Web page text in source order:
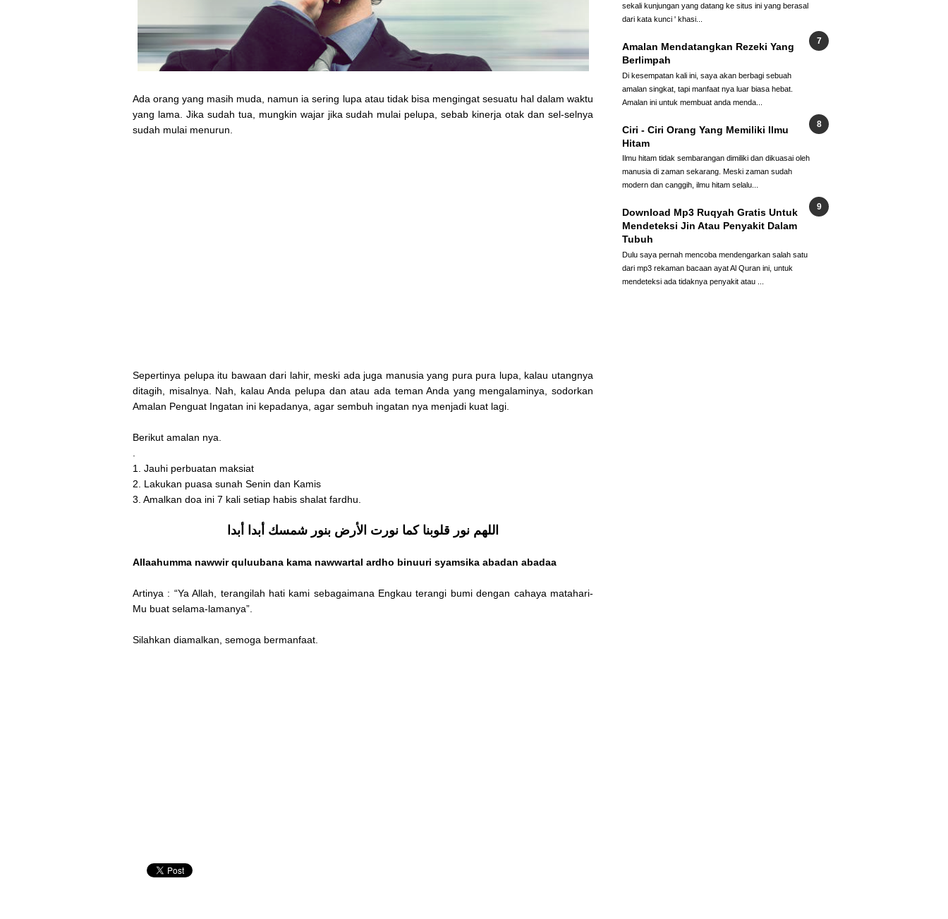
Ada orang yang masih muda, namun ia sering lupa atau tidak bisa mengingat sesuatu hal dalam waktu
yang lama. Jika sudah tua, mungkin wajar jika sudah mulai pelupa, sebab kinerja otak dan sel-selnya
sudah mulai menurun.
Sepertinya pelupa itu bawaan dari lahir, meski ada juga manusia yang pura pura lupa, kalau utangnya
ditagih, misalnya. Nah, kalau Anda pelupa dan atau ada teman Anda yang mengalaminya, sodorkan
Amalan Penguat Ingatan ini kepadanya, agar sembuh ingatan nya menjadi kuat lagi.
Berikut amalan nya.
1. Jauhi perbuatan maksiat
2. Lakukan puasa sunah Senin dan Kamis
3. Amalkan doa ini 7 kali setiap habis shalat fardhu.
اللهم نور قلوبنا كما نورت الأرض بنور شمسك أبدا أبدا
Allaahumma nawwir quluubana kama nawwartal ardho binuuri syamsika abadan abadaa
Artinya : “Ya Allah, terangilah hati kami sebagaimana Engkau terangi bumi dengan cahaya matahari-
Mu buat selama-lamanya”.
Silahkan diamalkan, semoga bermanfaat.
sekali kunjungan yang datang ke situs ini yang berasal
dari kata kunci ' khasi...
Amalan Mendatangkan Rezeki Yang
Berlimpah
Di kesempatan kali ini, saya akan berbagi sebuah
amalan singkat, tapi manfaat nya luar biasa hebat.
Amalan ini untuk membuat anda menda...
Ciri - Ciri Orang Yang Memiliki Ilmu
Hitam
Ilmu hitam tidak sembarangan dimiliki dan dikuasai oleh
manusia di zaman sekarang. Meski zaman sudah
modern dan canggih, ilmu hitam selalu...
Download Mp3 Ruqyah Gratis Untuk
Mendeteksi Jin Atau Penyakit Dalam
Tubuh
Dulu saya pernah mencoba mendengarkan salah satu
dari mp3 rekaman bacaan ayat Al Quran ini, untuk
mendeteksi ada tidaknya penyakit atau ...